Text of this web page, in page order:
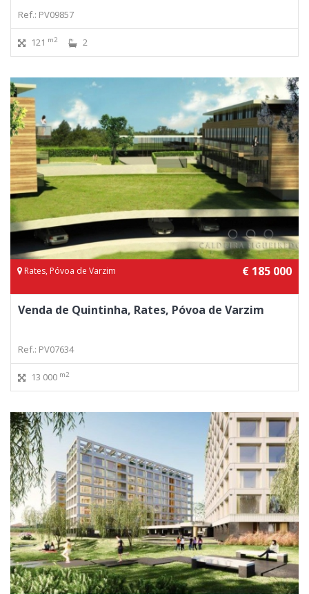
Ref.: PV09857
121 m2 2
Rates, Póvoa de Varzim € 185 000
Venda de Quintinha, Rates, Póvoa de Varzim
Ref.: PV07634
13 000 m2